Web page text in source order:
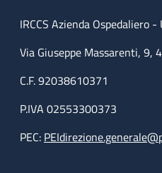
IRCCS Azienda Ospedaliero
Via Giuseppe Massarenti, 9,
C.F. 92038610371
P.IVA 02553300373
PEC: